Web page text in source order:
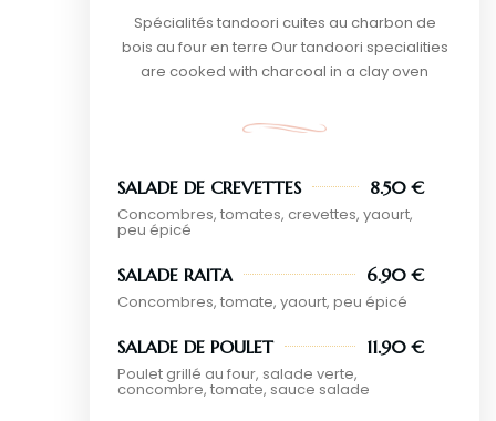
Spécialités tandoori cuites au charbon de
bois au four en terre Our tandoori specialities
are cooked with charcoal in a clay oven
SALADE DE CREVETTES 8.50 €
Concombres, tomates, crevettes, yaourt,
peu épicé
SALADE RAITA 6.90 €
Concombres, tomate, yaourt, peu épicé
SALADE DE POULET 11.90 €
Poulet grillé au four, salade verte,
concombre, tomate, sauce salade